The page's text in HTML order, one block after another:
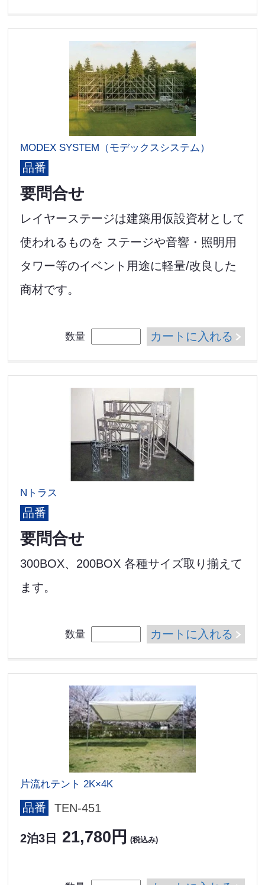
MODEX SYSTEM（モデックスシステム）
品番
要問合せ
レイヤーステージは建築用仮設資材として
使われるものを ステージや音響・照明用
タワー等のイベント用途に軽量/改良した
商材です。
数量 カートに入れる
Nトラス
品番
要問合せ
300BOX、200BOX 各種サイズ取り揃えて
ます。
数量 カートに入れる
片流れテント 2K×4K
品番 TEN-451
2泊3日 21,780円 (税込み)